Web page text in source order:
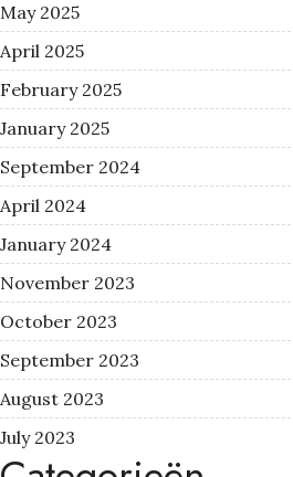
May 2025
April 2025
February 2025
January 2025
September 2024
April 2024
January 2024
November 2023
October 2023
September 2023
August 2023
July 2023